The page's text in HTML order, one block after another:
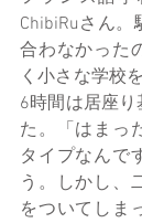
ChibiRuさん
合わなかった
く小さな学校
6時間は居座
た。「はまっ
タイプなんで
う。しかし、
をついてしま